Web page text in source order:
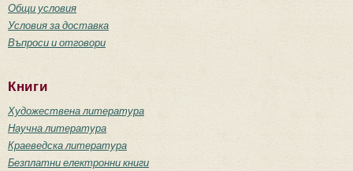
Общи условия
Условия за доставка
Въпроси и отговори
Книги
Художествена литература
Научна литература
Краеведска литература
Безплатни електронни книги